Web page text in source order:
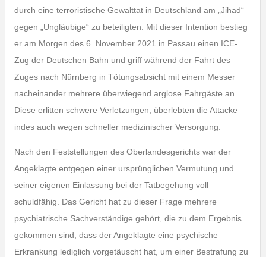
durch eine terroristische Gewalttat in Deutschland am „Jihad“
gegen „Ungläubige“ zu beteiligten. Mit dieser Intention bestieg
er am Morgen des 6. November 2021 in Passau einen ICE-
Zug der Deutschen Bahn und griff während der Fahrt des
Zuges nach Nürnberg in Tötungsabsicht mit einem Messer
nacheinander mehrere überwiegend arglose Fahrgäste an.
Diese erlitten schwere Verletzungen, überlebten die Attacke
indes auch wegen schneller medizinischer Versorgung.
Nach den Feststellungen des Oberlandesgerichts war der
Angeklagte entgegen einer ursprünglichen Vermutung und
seiner eigenen Einlassung bei der Tatbegehung voll
schuldfähig. Das Gericht hat zu dieser Frage mehrere
psychiatrische Sachverständige gehört, die zu dem Ergebnis
gekommen sind, dass der Angeklagte eine psychische
Erkrankung lediglich vorgetäuscht hat, um einer Bestrafung zu